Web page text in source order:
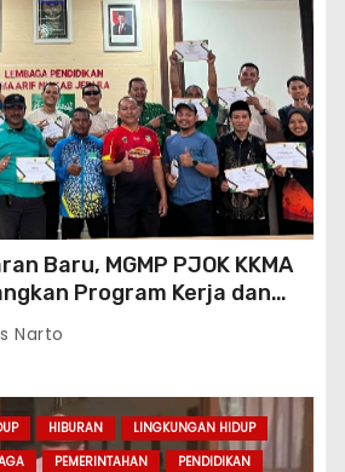
Baru, MGMP PJOK KKMA
Program Kerja dan
Narto
HIBURAN
LINGKUNGAN HIDUP
PEMERINTAHAN
PENDIDIKAN